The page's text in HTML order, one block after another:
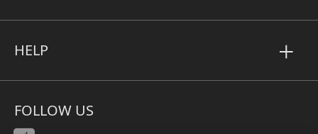
HELP
FOLLOW US